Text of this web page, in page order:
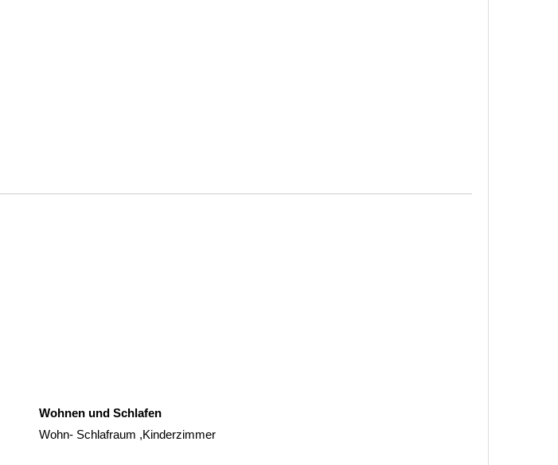
Wohnen und Schlafen
Wohn- Schlafraum ,Kinderzimmer